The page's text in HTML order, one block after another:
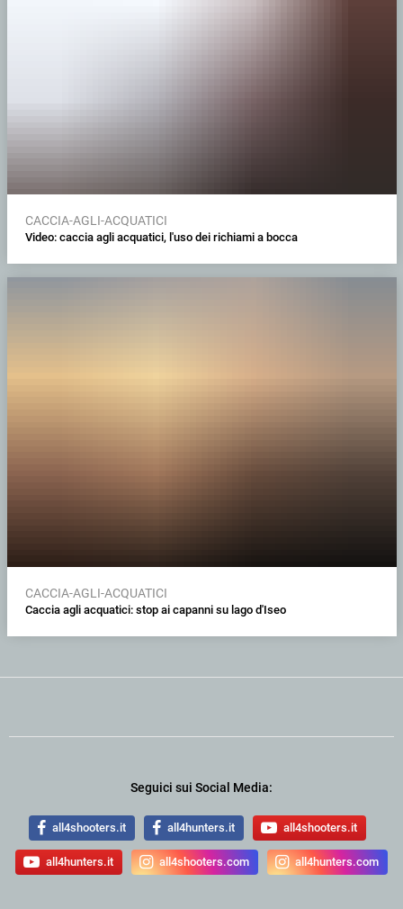
CACCIA-AGLI-ACQUATICI
Video: caccia agli acquatici, l'uso dei richiami a bocca
CACCIA-AGLI-ACQUATICI
Caccia agli acquatici: stop ai capanni su lago d'Iseo
Seguici sui Social Media:
all4shooters.it all4hunters.it all4shooters.it
all4hunters.it all4shooters.com all4hunters.com